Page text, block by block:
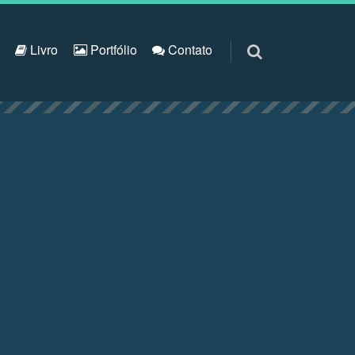
Livro Portfólio Contato